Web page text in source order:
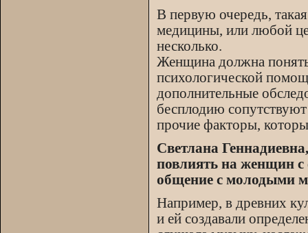
В первую очередь,
медицины, или любой
несколько.
Женщина должна
психологической
дополнительные
бесплодию
прочие факторы,
Светлана
повлиять на женщин
общение с молодыми
Например, в древних
и ей создавали